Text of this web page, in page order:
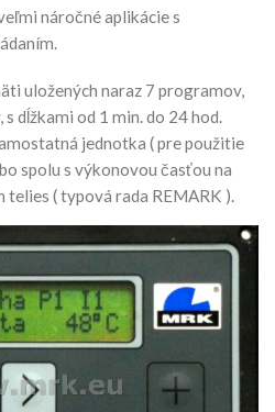
náročné aplikácie s
uložených naraz 7 programov,
dĺžkami od 1 min. do 24 hod.
jednotka ( pre použitie
spolu s výkonovou časťou na
( typová rada REMARK ).